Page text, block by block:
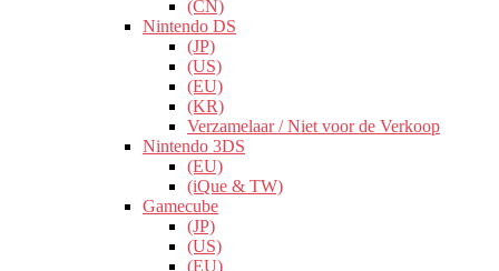
(CN)
Nintendo DS
(JP)
(US)
(EU)
(KR)
Verzamelaar / Niet voor de Verkoop
Nintendo 3DS
(EU)
(iQue & TW)
Gamecube
(JP)
(US)
(EU)